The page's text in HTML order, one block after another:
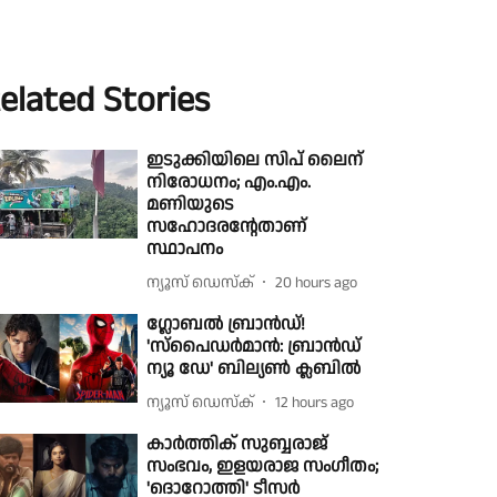
Stories
ഇടുക്കിയിലെ സിപ് ലൈന്
നിരോധനം; എം.എം.
മണിയുടെ
സഹോദരൻ്റേതാണ്
സ്ഥാപനം
ന്യൂസ് ഡെസ്ക് 20 hours ago
ഗ്ലോബൽ ബ്രാൻഡ്!
'സ്പൈഡർമാൻ: ബ്രാൻഡ്
ന്യൂ ഡേ' ബില്യൺ ക്ലബിൽ
ന്യൂസ് ഡെസ്ക് 12 hours ago
കാർത്തിക് സുബ്ബരാജ്
സംഭവം, ഇളയരാജ സംഗീതം;
'ദൊറോത്തി' ടീസർ